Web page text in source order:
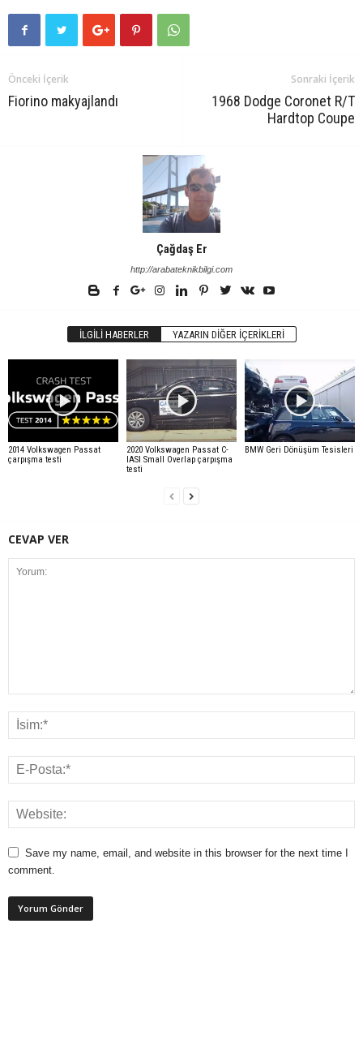
Önceki İçerik
Fiorino makyajlandı
Sonraki İçerik
1968 Dodge Coronet R/T
Hardtop Coupe
Çağdaş Er
http://arabateknikbilgi.com
İLGILI HABERLER YAZARIN DIĞER İÇERIKLERI
2014 Volkswagen Passat
çarpışma testi
2020 Volkswagen Passat C-
IASI Small Overlap çarpışma
testi
BMW Geri Dönüşüm Tesisleri
CEVAP VER
Save my name, email, and website in this browser for the next time I
comment.